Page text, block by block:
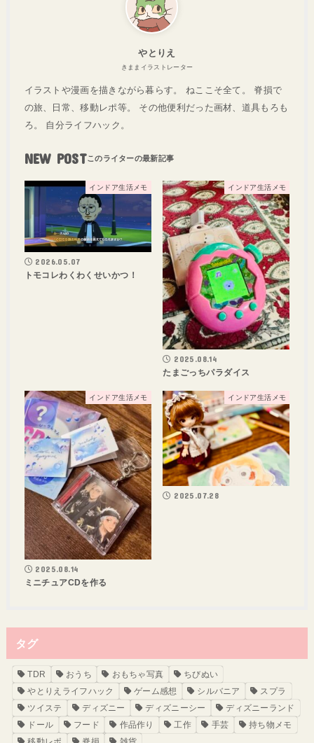
やとりえ
きままイラストレーター
イラストや漫画を描きながら暮らす。 ねここそ全て。 脊損で
の旅、日常、移動レポ等。 その他便利だった画材、道具もろも
ろ。 自分ライフハック。
NEW POST
インドア生活メモ
2026.05.07
トモコレわくわくせいかつ！
インドア生活メモ
2025.08.14
たまごっちパラダイス
インドア生活メモ
2025.08.14
ミニチュアCDを作る
インドア生活メモ
2025.07.28
タグ
TDR おうち おもちゃ写真
ちびぬい
やとりえライフハック
ゲーム感想 シルバニア
スプラ
ツイステ
ディズニー ディズニーシー
ディズニーランド
ドール
フード 作品作り 工作 手芸
持ち物メモ